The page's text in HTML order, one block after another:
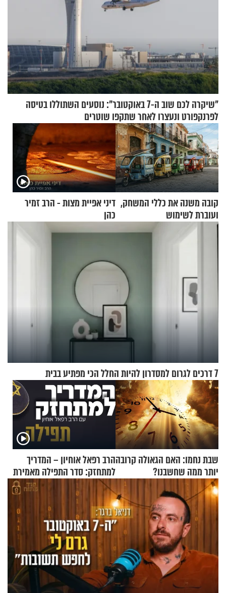
"שיקרה לכם שוב ה-7 באוקטובר": נוסעים השתוללו בטיסה
לפרנקפורט ונעצרו לאחר שתקפו שוטרים
קובה משנה את כללי המשחק,
ועוברת לשימוש
בתלת־אופנועים סולאריים
דיני אפיית מצות - הרב זמיר
כהן
7 דרכים לגרום למסדרון להיות החלל הכי מפתיע בבית
שבת נחמו: האם הגאולה קרובה
יותר ממה שחשבנו?
הרב רפאל אוחיון – המדריך
למתחזק: סדר התפילה מאמירת
הקורבנות ועד קריאת שמע